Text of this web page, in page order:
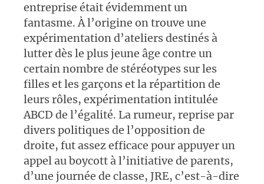
entreprise était évidemment un
fantasme. À l’origine on trouve une
expérimentation d’ateliers destinés à
lutter dès le plus jeune âge contre un
certain nombre de stéréotypes sur les
filles et les garçons et la répartition de
leurs rôles, expérimentation intitulée
ABCD de l’égalité. La rumeur, reprise par
divers politiques de l’opposition de
droite, fut assez efficace pour appuyer un
appel au boycott à l’initiative de parents,
d’une journée de classe, JRE, c’est-à-dire